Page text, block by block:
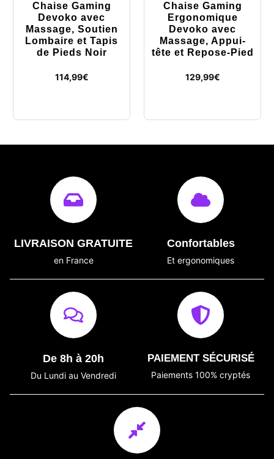
Chaise Gaming
Devoko avec
Massage, Soutien
Lombaire et Tapis
de Pieds Noir
114,99€
Chaise Gaming
Ergonomique
Devoko avec
Massage, Appui-
tête et Repose-Pied
129,99€
LIVRAISON GRATUITE
en France
Confortables
Et ergonomiques
De 8h à 20h
Du Lundi au Vendredi
PAIEMENT SÉCURISÉ
Paiements 100% cryptés